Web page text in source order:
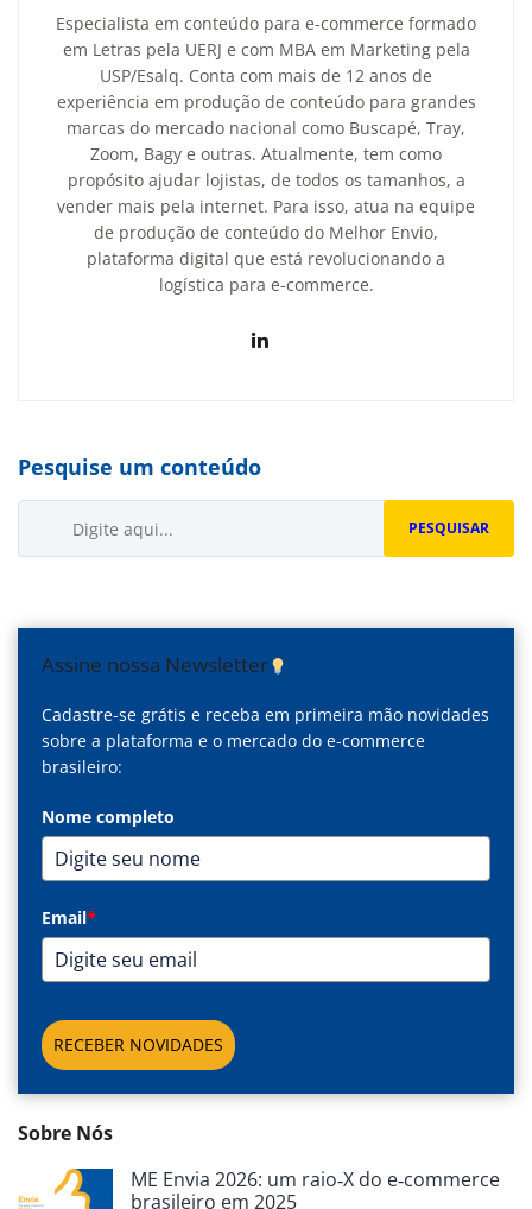
Especialista em conteúdo para e-commerce formado
em Letras pela UERJ e com MBA em Marketing pela
USP/Esalq. Conta com mais de 12 anos de
experiência em produção de conteúdo para grandes
marcas do mercado nacional como Buscapé, Tray,
Zoom, Bagy e outras. Atualmente, tem como
propósito ajudar lojistas, de todos os tamanhos, a
vender mais pela internet. Para isso, atua na equipe
de produção de conteúdo do Melhor Envio,
plataforma digital que está revolucionando a
logística para e-commerce.
Pesquise um conteúdo
PESQUISAR
Assine nossa Newsletter
Cadastre-se grátis e receba em primeira mão novidades
sobre a plataforma e o mercado do e-commerce
brasileiro:
Nome completo
Email*
RECEBER NOVIDADES
Sobre Nós
ME Envia 2026: um raio‑X do e‑commerce
brasileiro em 2025